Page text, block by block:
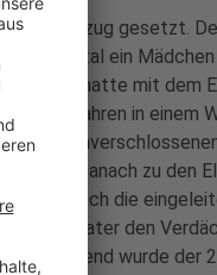
Vollzug gesetzt.
ein
hatte mit dem
11 Jahren in einem
den
konnte danach zu den
Auch die
der Vater den
wurde der